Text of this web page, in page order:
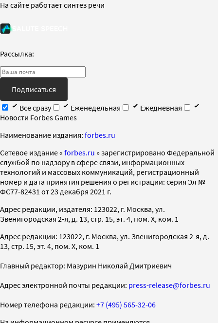
На сайте работает синтез речи
Рассылка:
Подписаться
Все сразу
Еженедельная
Ежедневная
Новости Forbes Games
Наименование издания: forbes.ru
Cетевое издание « forbes.ru » зарегистрировано Федеральной
службой по надзору в сфере связи, информационных
технологий и массовых коммуникаций, регистрационный
номер и дата принятия решения о регистрации: серия Эл №
ФС77-82431 от 23 декабря 2021 г.
Адрес редакции, издателя: 123022, г. Москва, ул.
Звенигородская 2-я, д. 13, стр. 15, эт. 4, пом. X, ком. 1
Адрес редакции: 123022, г. Москва, ул. Звенигородская 2-я, д.
13, стр. 15, эт. 4, пом. X, ком. 1
Главный редактор: Мазурин Николай Дмитриевич
Адрес электронной почты редакции: press-release@forbes.ru
Номер телефона редакции: +7 (495) 565-32-06